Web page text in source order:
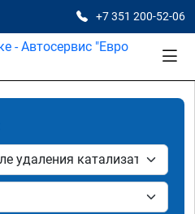
+7 351 200-52-06